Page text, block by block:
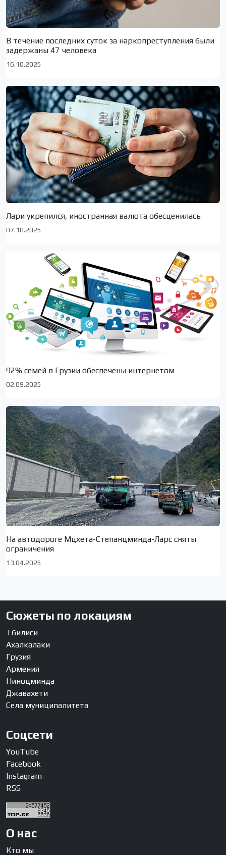
В течение последних суток за наркопреступления были
задержаны 47 человека
16.10.2025
Лари укрепился, иностранная валюта обесценилась
07.10.2025
92% семей в Грузии обеспечены интернетом
02.09.2025
На автодороге Мцхета-Степанцминда-Ларс сняты
ограничения
13.04.2025
Сюжеты по локациям
Тбилиси
Ахалкалаки
Грузия
Армения
Ниноцминда
Джавахети
Села муниципалитета
Соцсети
YouTube
Facebook
Instagram
RSS
О нас
Кто мы